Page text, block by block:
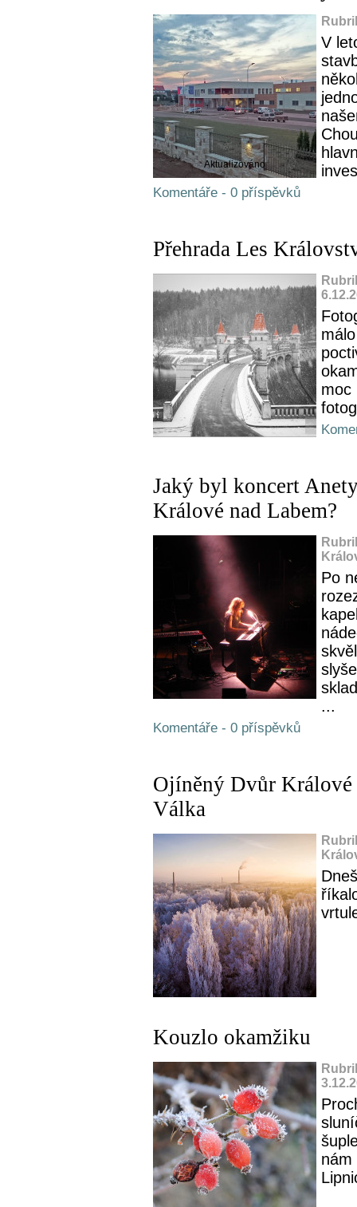
Aktualizováno
V
Komentáře - 0 příspěvků
Přehrada Les
moc
Jaký byl koncert
Králové nad Labem?
Po
...
Komentáře - 0 příspěvků
Ojíněný Dvůr Králové
Válka
Kouzlo okamžiku
nám